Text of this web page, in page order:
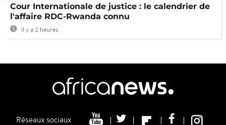
Cour Internationale de justice : le calendrier de
l'affaire RDC-Rwanda connu
Il y a 2 heures
Réseaux sociaux